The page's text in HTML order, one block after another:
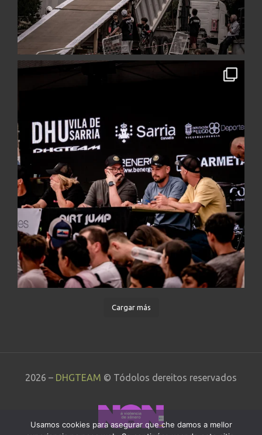
Cargar más
2026 – DHGTEAM © Tódolos dereitos reservados
Usamos cookies para asegurar que che damos a mellor